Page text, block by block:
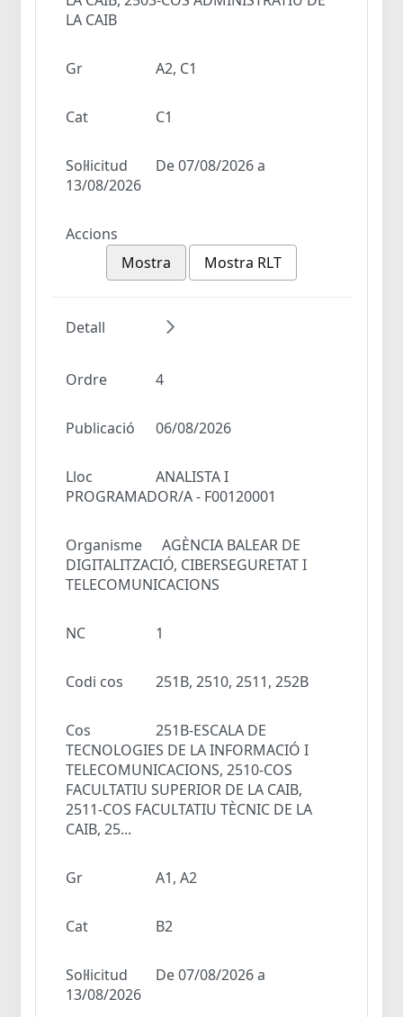
LA CAIB
Gr A2, C1
Cat C1
Sol·licitud
De 07/08/2026 a
13/08/2026
Accions
Mostra
Mostra RLT
Detall
Ordre 4
Publicació 06/08/2026
Lloc
ANALISTA I
PROGRAMADOR/A - F00120001
Organisme
AGÈNCIA BALEAR DE
DIGITALITZACIÓ, CIBERSEGURETAT I
TELECOMUNICACIONS
NC 1
Codi cos 251B, 2510, 2511, 252B
Cos
251B-ESCALA DE
TECNOLOGIES DE LA INFORMACIÓ I
TELECOMUNICACIONS, 2510-COS
FACULTATIU SUPERIOR DE LA CAIB,
2511-COS FACULTATIU TÈCNIC DE LA
CAIB, 25...
Gr A1, A2
Cat B2
Sol·licitud
De 07/08/2026 a
13/08/2026